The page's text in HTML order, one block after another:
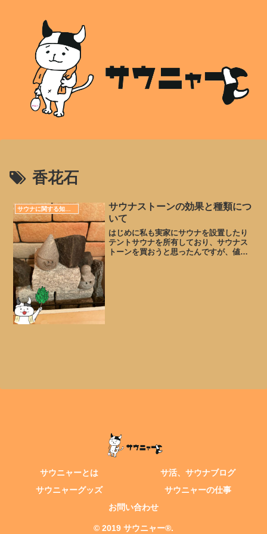
香花石
サウナに関する知識、情報
サウナストーンの効果と種類につ
いて
はじめに私も実家にサウナを設置したり
テントサウナを所有しており、サウナス
トーンを買おうと思ったんですが、値段
サウニャーとは
サ活、サウナブログ
サウニャーグッズ
サウニャーの仕事
お問い合わせ
© 2019 サウニャー®.